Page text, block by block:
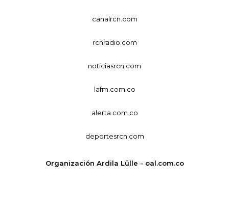
canalrcn.com
rcnradio.com
noticiasrcn.com
lafm.com.co
alerta.com.co
deportesrcn.com
Organización Ardila Lülle - oal.com.co